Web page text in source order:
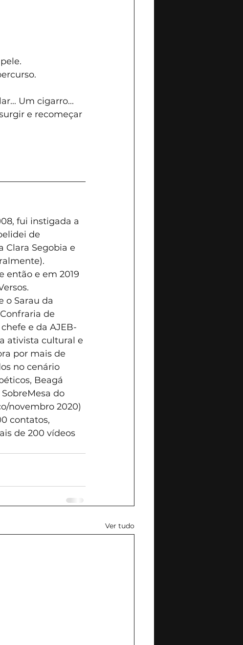
Um cigarro...
e recomeçar
fui instigada a
de
Clara Segobia e
então e em 2019
o Sarau da
de
e da AJEB-
ativista cultural e
por mais de
no cenário
Beagá
do
novembro 2020)
contatos,
de 200 vídeos
Ver tudo